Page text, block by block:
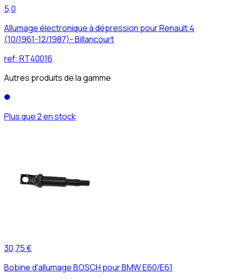
5,0
Allumage électronique à dépression pour Renault 4
(10/1961-12/1987)- Billancourt
ref: RT40016
Autres produits de la gamme
Plus que 2 en stock
30,75 €
Bobine d'allumage BOSCH pour BMW E60/E61